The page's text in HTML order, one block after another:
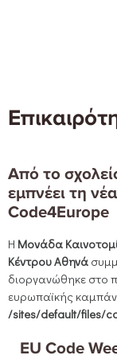
Από το
εμπνέει τη
Code4Europe
Η Μονάδα
Κέντρου Αθηνά
διοργανώθηκε στο
ευρωπαϊκής
/sites/default/files/
EU Code